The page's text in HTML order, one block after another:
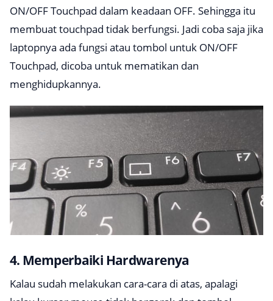
ON/OFF Touchpad dalam keadaan OFF. Sehingga itu
membuattouchpad tidak berfungsi. Jadi coba saja jika
laptopnya ada fungsi atau tombol untuk ON/OFF
Touchpad, dicoba untuk mematikan dan
menghidupkannya.
4. Memperbaiki Hardwarenya
Kalau sudah melakukan cara-cara di atas, apalagi